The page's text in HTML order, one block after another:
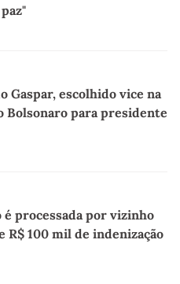
Gaspar, escolhido vice na
Bolsonaro para presidente
é processada por vizinho
R$ 100 mil de indenização